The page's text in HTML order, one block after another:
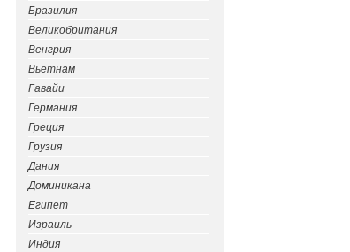
Бразилия
Великобритания
Венгрия
Вьетнам
Гавайи
Германия
Греция
Грузия
Дания
Доминикана
Египет
Израиль
Индия